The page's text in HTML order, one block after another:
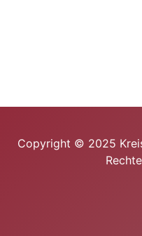
Copyright © 2025